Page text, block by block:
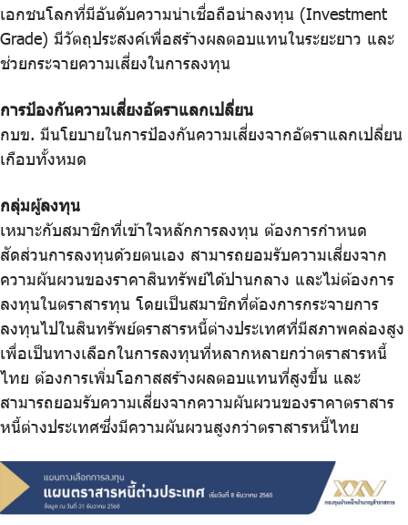
เอกชนโลกที่มีอันดับความน่าเชื่อถือน่าลงทุน (Investment
Grade) มีวัตถุประสงค์เพื่อสร้างผลตอบแทนในระยะยาว และ
ช่วยกระจายความเสี่ยงในการลงทุน
การป้องกันความเสี่ยงอัตราแลกเปลี่ยน
กบข. มีนโยบายในการป้องกันความเสี่ยงจากอัตราแลกเปลี่ยน
เกือบทั้งหมด
กลุ่มผู้ลงทุน
เหมาะกับสมาชิกที่เข้าใจหลักการลงทุน ต้องการกำหนด
สัดส่วนการลงทุนด้วยตนเอง สามารถยอมรับความเสี่ยงจาก
ความผันผวนของราคาสินทรัพย์ได้ปานกลาง และไม่ต้องการ
ลงทุนในตราสารทุน โดยเป็นสมาชิกที่ต้องการกระจายการ
ลงทุนไปในสินทรัพย์ตราสารหนี้ต่างประเทศที่มีสภาพคล่องสูง
เพื่อเป็นทางเลือกในการลงทุนที่หลากหลายกว่าตราสารหนี้
ไทย ต้องการเพิ่มโอกาสสร้างผลตอบแทนที่สูงขึ้น และ
สามารถยอมรับความเสี่ยงจากความผันผวนของราคาตราสาร
หนี้ต่างประเทศซึ่งมีความผันผวนสูงกว่าตราสารหนี้ไทย